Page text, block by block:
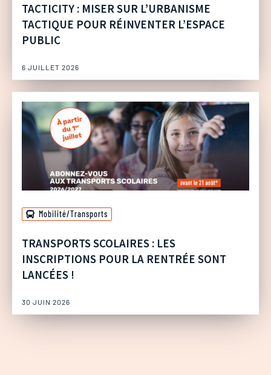
TACTICITY : MISER SUR L’URBANISME
TACTIQUE POUR RÉINVENTER L’ESPACE
PUBLIC
6 JUILLET 2026
Mobilité/Transports
TRANSPORTS SCOLAIRES : LES
INSCRIPTIONS POUR LA RENTRÉE SONT
LANCÉES !
30 JUIN 2026